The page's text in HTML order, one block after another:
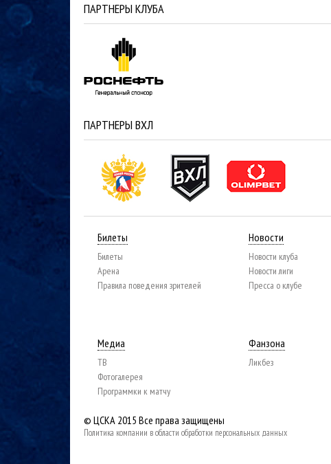
ПАРТНЕРЫ КЛУБА
ПАРТНЕРЫ ВХЛ
Билеты
Билеты
Арена
Правила поведения зрителей
Новости
Новости клуба
Новости лиги
Пресса о клубе
Медиа
ТВ
Фотогалерея
Программки к матчу
Фанзона
Ликбез
© ЦСКА 2015 Все права защищены
Политика компании в области обработки персональных данных